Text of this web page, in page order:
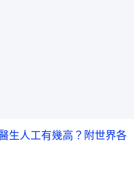
生人工有幾高？附世界各